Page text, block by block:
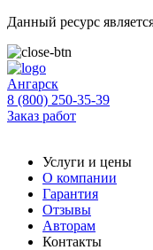
Данный ресурс
Ангарск
8 (800) 250-35-39
Заказ работ
Услуги и цены
О компании
Гарантия
Отзывы
Авторам
Контакты